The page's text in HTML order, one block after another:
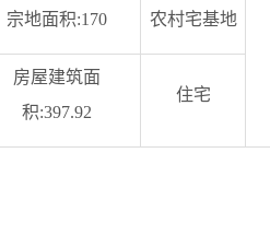
宗地面积:170 农村宅基地
房屋建筑面
积:397.92
住宅